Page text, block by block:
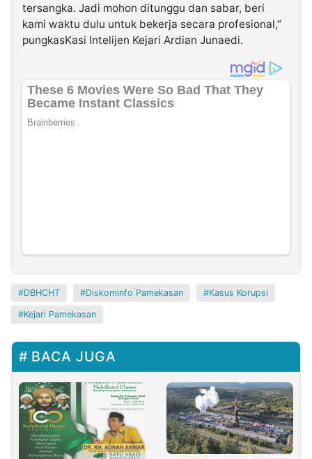
tersangka. Jadi mohon ditunggu dan sabar, beri
kami waktu dulu untuk bekerja secara profesional,”
pungkasKasi Intelijen Kejari Ardian Junaedi.
DBHCHT Diskominfo Pamekasan Kasus Korupsi
Kejari Pamekasan
BACA JUGA